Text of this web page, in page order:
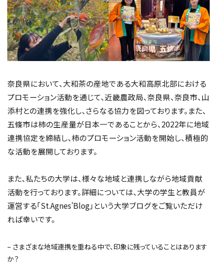
奈良県において、大和茶の産地である大和高原北部における
プロモーション活動を通じて、近畿農政局、奈良県、奈良市、山
添村との連携を強化し、さらなる協力を図っております。また、
五條市は柿の生産量が日本一であることから、2022年に地域
連携協定を締結し、柿のプロモーション活動を開始し、積極的
な活動を展開しております。
また、私たちの大学は、様々な地域と連携しながら地域貢献
活動を行っております。詳細については、大学の学生と教員が
運営する「St.Agnes’Blog」という大学ブログをご覧いただけ
れば幸いです。
– さまざまな地域連携を重ねる中で、印象に残っていることはあります
か？